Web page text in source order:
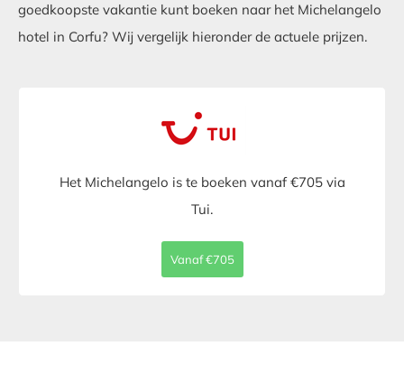
goedkoopste vakantie kunt boeken naar het Michelangelo
hotel in Corfu? Wij vergelijk hieronder de actuele prijzen.
Het Michelangelo is te boeken vanaf €705 via
Tui.
Vanaf €705